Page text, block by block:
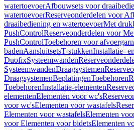
watertoevoerAfbouwsets voor
watertoevoerReserveonderdelen voor
draaibediening en watertoevoerMet
PushControlReserveonderdelen voor
PushControlToebehoren voor
badenAansluitsetsT-stukkenInstallatie-
DuofixSysteemwanden
SysteemwandenDraagsystemen
DraagsystemenBeplatingenToebehoren
ToebehorenInstallatie-elementen
elementenElementen voor wc's
voor wc'sElementen voor wastafels
Elementen voor wastafelsElementen
voor Elementen voor bidetsElementen